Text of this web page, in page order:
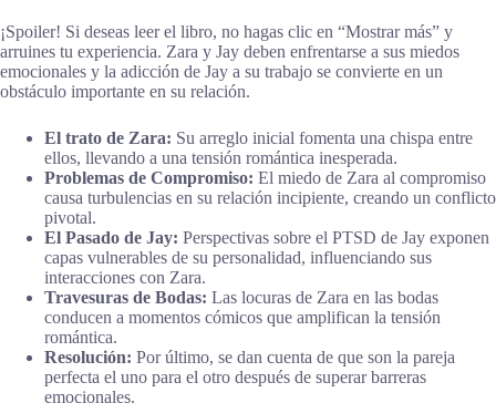
¡Spoiler! Si deseas leer el libro, no hagas clic en “Mostrar más” y
arruines tu experiencia. Zara y Jay deben enfrentarse a sus miedos
emocionales y la adicción de Jay a su trabajo se convierte en un
obstáculo importante en su relación.
El trato de Zara: Su arreglo inicial fomenta una chispa entre
ellos, llevando a una tensión romántica inesperada.
Problemas de Compromiso: El miedo de Zara al compromiso
causa turbulencias en su relación incipiente, creando un conflicto
pivotal.
El Pasado de Jay: Perspectivas sobre el PTSD de Jay exponen
capas vulnerables de su personalidad, influenciando sus
interacciones con Zara.
Travesuras de Bodas: Las locuras de Zara en las bodas
conducen a momentos cómicos que amplifican la tensión
romántica.
Resolución: Por último, se dan cuenta de que son la pareja
perfecta el uno para el otro después de superar barreras
emocionales.